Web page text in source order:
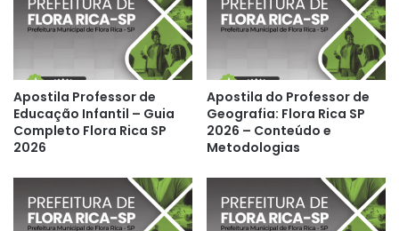
Apostila Professor de
Educação Infantil – Guia
Completo Flora Rica SP
2026
Apostila do Professor de
Geografia: Flora Rica SP
2026 – Conteúdo e
Metodologias